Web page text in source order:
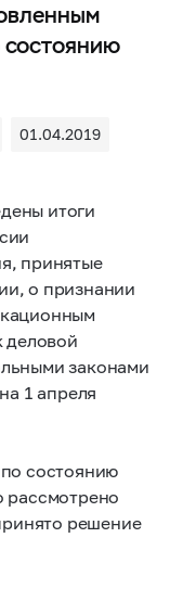
01.04.2019
итоги
принятые
о признании
деловой
законами
1 апреля
состоянию
рассмотрено
решение